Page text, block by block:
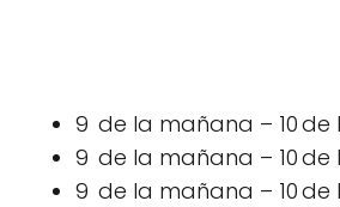
9 de la mañana – 10
9 de la mañana – 10
9 de la mañana – 10